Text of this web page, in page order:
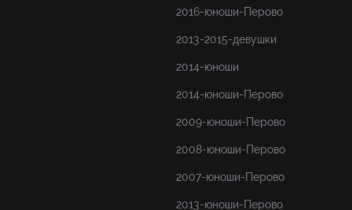
2016-юноши-Перово
2013-2015-девушки
2014-юноши
2014-юноши-Перово
2009-юноши-Перово
2008-юноши-Перово
2007-юноши-Перово
2013-юноши-Перово